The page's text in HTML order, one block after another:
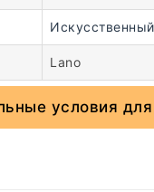
Lano
условия